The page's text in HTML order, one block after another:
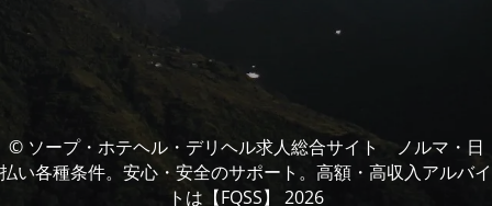
© ソープ・ホテヘル・デリヘル求人総合サイト ノルマ・日
払い各種条件。安心・安全のサポート。高額・高収入アルバイ
トは【FQSS】 2026